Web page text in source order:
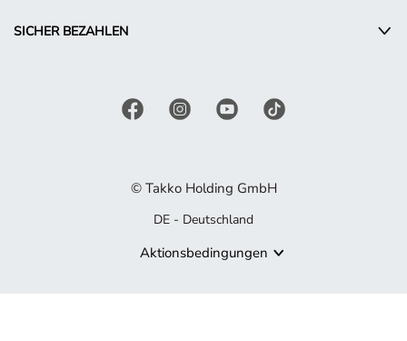
SICHER BEZAHLEN
© Takko Holding GmbH
DE - Deutschland
Aktionsbedingungen